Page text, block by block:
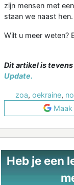
zijn mensen met
staan we naast hen.
Wilt u meer weten?
Dit artikel is
Update.
zoa, oekraine,
Maak
Heb je een